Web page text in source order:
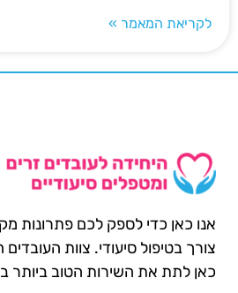
לקריאת המאמר »
אנו כאן כדי לספק לכם פתרונות
צורך בטיפול סיעודי. צוות
כאן לתת את השירות הטוב ביותר